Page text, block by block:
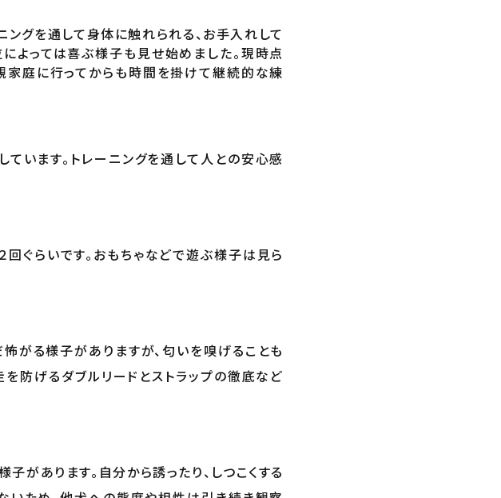
グを通して身体に触れられる、お手入れして
よっては喜ぶ様子も見せ始めました。現時点
家庭に行ってからも時間を掛けて継続的な練
います。トレーニングを通して人との安心感
ぐらいです。おもちゃなどで遊ぶ様子は見ら
がる様子がありますが、匂いを嗅げることも
防げるダブルリードとストラップの徹底など
があります。自分から誘ったり、しつこくする